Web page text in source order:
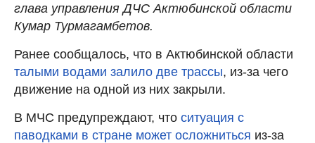
глава управления ДЧС Актюбинской области
Кумар Турмагамбетов.
Ранее сообщалось, что в Актюбинской области
талыми водами залило две трассы, из-за чего
движение на одной из них закрыли.
В МЧС предупреждают, что ситуация с
паводками в стране может осложниться из-за